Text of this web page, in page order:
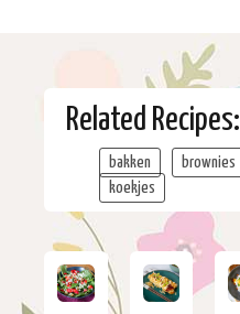
Related Recipes:
bakken brownies
koekjes